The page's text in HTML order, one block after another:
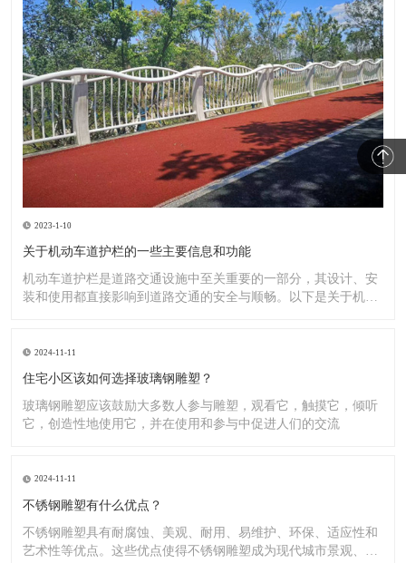
2023-1-10
关于机动车道护栏的一些主要信息和功能
机动车道护栏是道路交通设施中至关重要的一部分，其设计、安
装和使用都直接影响到道路交通的安全与顺畅。以下是关于机动
2024-11-11
住宅小区该如何选择玻璃钢雕塑？
玻璃钢雕塑应该鼓励大多数人参与雕塑，观看它，触摸它，倾听
它，创造性地使用它，并在使用和参与中促进人们的交流
2024-11-11
不锈钢雕塑有什么优点？
不锈钢雕塑具有耐腐蚀、美观、耐用、易维护、环保、适应性和
艺术性等优点。这些优点使得不锈钢雕塑成为现代城市景观、公